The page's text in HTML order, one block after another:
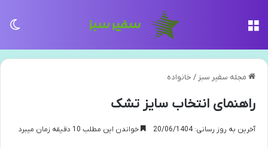
مجله سفیر سبز / خانواده
راهنمای انتخاب سایز تشک
آخرین به روز رسانی: 20/06/1404 خواندن این مطلب 10 دقیقه زمان میبرد